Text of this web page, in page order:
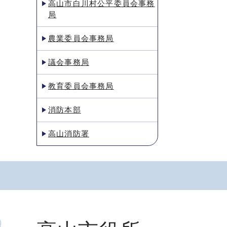
高山市白川村公平委員会事務
局
農業委員会事務局
議会事務局
教育委員会事務局
消防本部
高山消防署